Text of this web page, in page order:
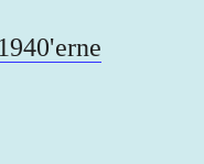
1940'erne